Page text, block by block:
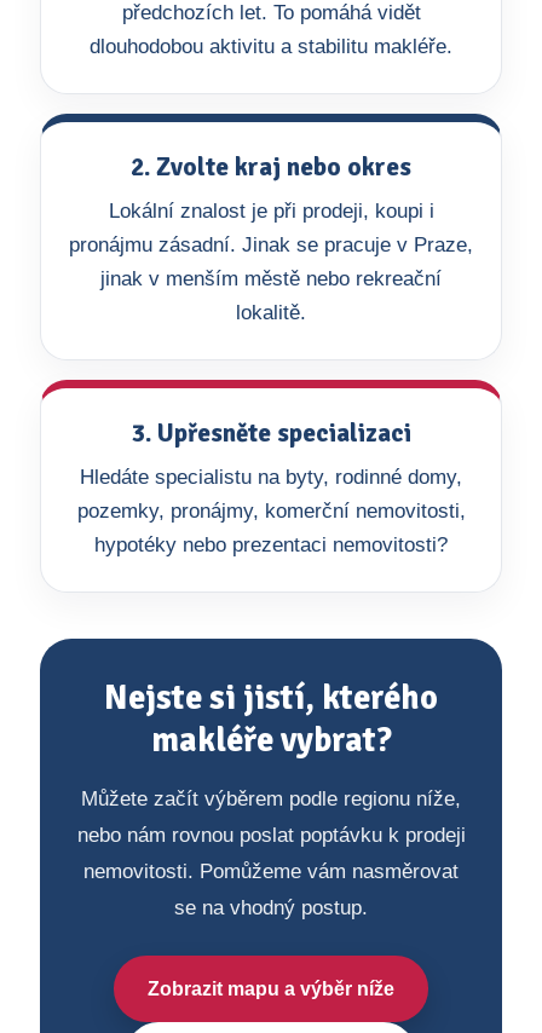
předchozích let. To pomáhá vidět
dlouhodobou aktivitu a stabilitu makléře.
2. Zvolte kraj nebo okres
Lokální znalost je při prodeji, koupi i
pronájmu zásadní. Jinak se pracuje v Praze,
jinak v menším městě nebo rekreační
lokalitě.
3. Upřesněte specializaci
Hledáte specialistu na byty, rodinné domy,
pozemky, pronájmy, komerční nemovitosti,
hypotéky nebo prezentaci nemovitosti?
Nejste si jistí, kterého
makléře vybrat?
Můžete začít výběrem podle regionu níže,
nebo nám rovnou poslat poptávku k prodeji
nemovitosti. Pomůžeme vám nasměrovat
se na vhodný postup.
Zobrazit mapu a výběr níže